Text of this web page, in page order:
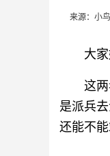
来源：小鸟
大
这
是派兵
还能不能